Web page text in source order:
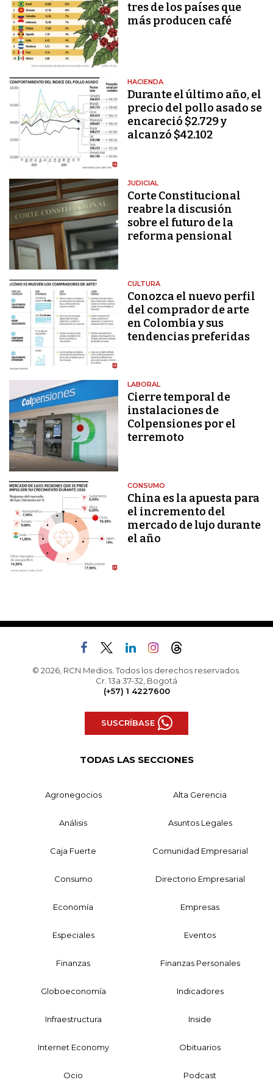
tres de los países que
más producen café
HACIENDA
Durante el último año, el
precio del pollo asado se
encareció $2.729 y
alcanzó $42.102
JUDICIAL
Corte Constitucional
reabre la discusión
sobre el futuro de la
reforma pensional
CULTURA
Conozca el nuevo perfil
del comprador de arte
en Colombia y sus
tendencias preferidas
LABORAL
Cierre temporal de
instalaciones de
Colpensiones por el
terremoto
CONSUMO
China es la apuesta para
el incremento del
mercado de lujo durante
el año
© 2026, RCN Medios. Todos los derechos reservados.
Cr. 13a 37-32, Bogotá
(+57) 1 4227600
SUSCRÍBASE
TODAS LAS SECCIONES
Agronegocios Alta Gerencia
Análisis Asuntos Legales
Caja Fuerte Comunidad Empresarial
Consumo Directorio Empresarial
Economía Empresas
Especiales Eventos
Finanzas Finanzas Personales
Globoeconomía Indicadores
Infraestructura Inside
Internet Economy Obituarios
Ocio Podcast